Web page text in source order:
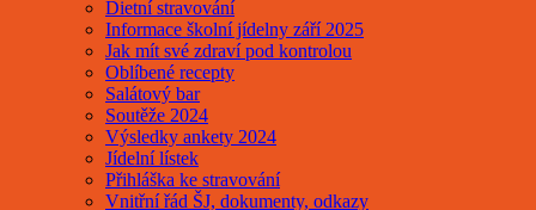
Dietní stravování
Informace školní jídelny září 2025
Jak mít své zdraví pod kontrolou
Oblíbené recepty
Salátový bar
Soutěže 2024
Výsledky ankety 2024
Jídelní lístek
Přihláška ke stravování
Vnitřní řád ŠJ, dokumenty, odkazy